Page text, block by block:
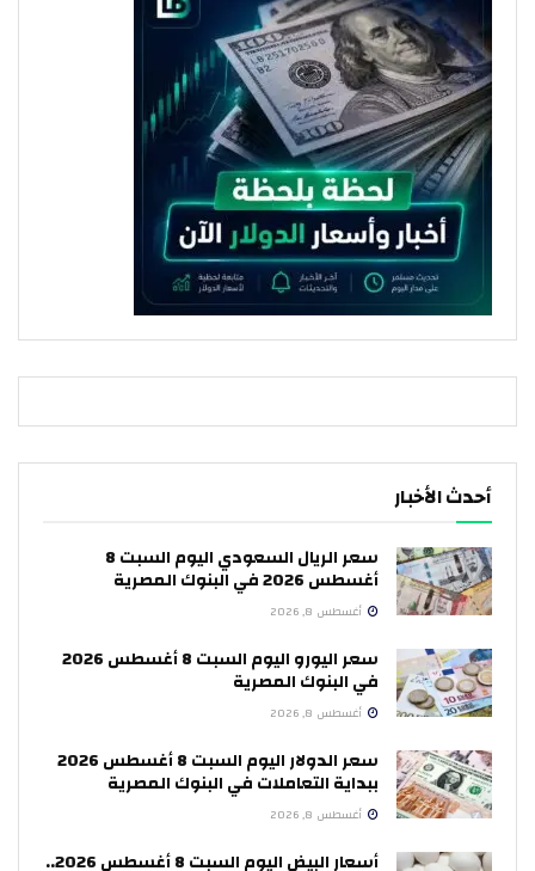
أحدث الأخبار
سعر الريال السعودي اليوم السبت 8
أغسطس 2026 في البنوك المصرية
أغسطس 8, 2026
سعر اليورو اليوم السبت 8 أغسطس 2026
في البنوك المصرية
أغسطس 8, 2026
سعر الدولار اليوم السبت 8 أغسطس 2026
ببداية التعاملات في البنوك المصرية
أغسطس 8, 2026
أسعار البيض اليوم السبت 8 أغسطس 2026..